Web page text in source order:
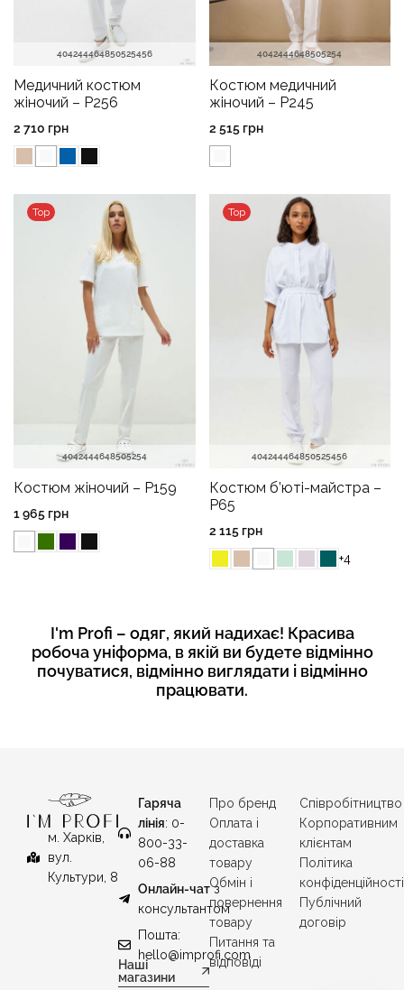
404244464850525456
Медичний костюм
жіночий – P256
2 710 грн
4042444648505254
Костюм медичний
жіночий – P245
2 515 грн
Top
4042444648505254
Костюм жіночий – P159
1 965 грн
Top
404244464850525456
Костюм б’юті-майстра –
P65
2 115 грн
+4
I'm Profi – одяг, який надихає! Красива
робоча уніформа, в якій ви будете відмінно
почуватися, відмінно виглядати і відмінно
працювати.
м. Харків,
вул.
Культури, 8
Гаряча
лінія: 0-
800-33-
06-88
Онлайн-чатз
консультантом
Пошта:
hello@improfi.com
Наші
магазини
Про бренд
Оплата і
доставка
товару
Обмін і
повернення
товару
Питання та
відповіді
Співробітництво
Корпоративним
клієнтам
Політика
конфіденційності
Публічний
договір